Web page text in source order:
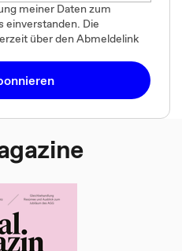
meiner Daten zum
einverstanden. Die
über den Abmeldelink